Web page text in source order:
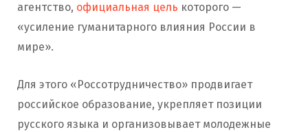
агентство, официальная цель которого —
«усиление гуманитарного влияния России в
мире».
Для этого «Россотрудничество» продвигает
российское образование, укрепляет позиции
русского языка и организовывает молодежные